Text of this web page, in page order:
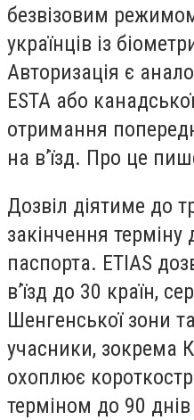
безвізовим
українців із
Авторизація є
ESTA або
отримання
на в’їзд. Про це
Дозвіл діятиме до
закінчення терміну
паспорта. ETIAS
в’їзд до 30 країн,
Шенгенської зони
учасники, зокрема
охоплює
терміном до 90